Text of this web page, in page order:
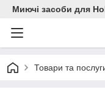
Миючi засоби для
Товари та